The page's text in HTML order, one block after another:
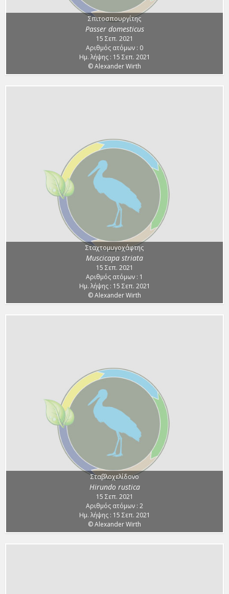
Σπιτοσπουργίτης
Passer domesticus
15 Σεπ. 2021
Αριθμός ατόμων : 0
Ημ. λήψης : 15 Σεπ. 2021
© Alexander Wirth
Σταχτομυγοχάφτης
Muscicapa striata
15 Σεπ. 2021
Αριθμός ατόμων : 1
Ημ. λήψης : 15 Σεπ. 2021
© Alexander Wirth
Σταβλοχελίδονο
Hirundo rustica
15 Σεπ. 2021
Αριθμός ατόμων : 2
Ημ. λήψης : 15 Σεπ. 2021
© Alexander Wirth